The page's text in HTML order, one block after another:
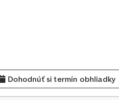
Dohodnúť si termín obhliadky